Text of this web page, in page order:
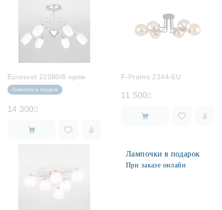
Eurosvet 22080/6 хром
Лампочки в подарок
14 300
F-Promo 2344-6U
11 500
Лампочки в подарок
При заказе онлайн